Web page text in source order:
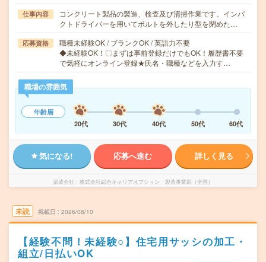
仕事内容
コンクリート製品の製造、検査及び清掃作業です。インパ
クトドライバーを用いてボルトを外したり型を閉めた…
応募資格
職種未経験OK / ブランクOK / 英語力不要
◆未経験OK！〇まずは事前登録だけでもOK！履歴書不要
で気軽にオンライン登録★氏名・職種などを入力す…
職場の雰囲気
年齢層
20代
30代 40代 50代 60代
気になる! 応募へ進む 詳しく見る
派遣会社 株式会社綜合キャリアオプション 製造事業部（全国）
未読 掲載日 2026/08/10
【経験不問！未経験○】住宅用サッシの加工・
組立/日払いOK